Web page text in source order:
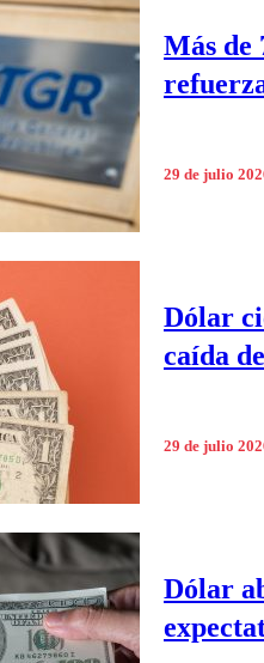
Más de
29 de julio
Dólar
caída
29 de julio
Dólar